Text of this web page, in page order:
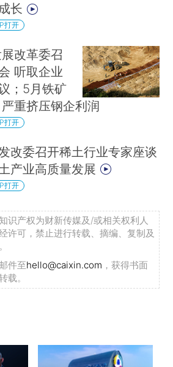
长
打开
改革委召
听取企业
；5月铁矿
重挤压钢企利润
打开
改委召开稀土行业专家座谈
产业高质量发展
打开
识产权为财新传媒及/或相关权利人
许可，禁止进行转载、摘编、复制及
件至hello@caixin.com ，获得书面
载。